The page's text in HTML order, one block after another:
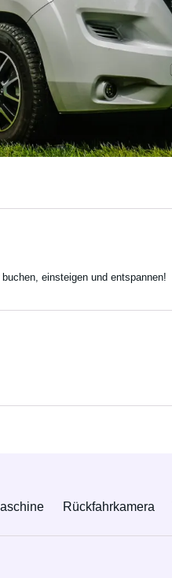
einsteigen und entspannen!
Rückfahrkamera